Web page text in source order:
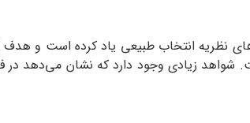
نظریه انتخاب طبیعی یاد کرده است و هدف
زیادی وجود دارد که نشان می‌دهد در